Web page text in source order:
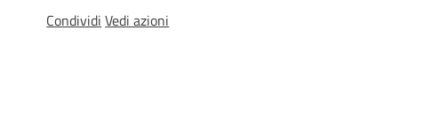
Condividi Vedi azioni